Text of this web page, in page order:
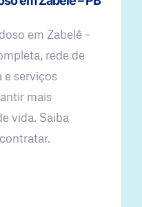
em Zabelê –
rede de
serviços
mais
vida. Saiba